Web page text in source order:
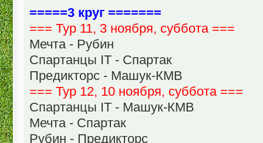
=====3 круг =======
=== Тур 11, 3 ноября, суббота ===
Мечта - Рубин
Спартанцы IT - Спартак
Предикторс - Машук-КМВ
=== Тур 12, 10 ноября, суббота ===
Спартанцы IT - Машук-КМВ
Мечта - Спартак
Рубин - Предикторс